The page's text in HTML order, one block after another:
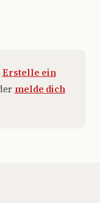
Erstelle ein
melde dich